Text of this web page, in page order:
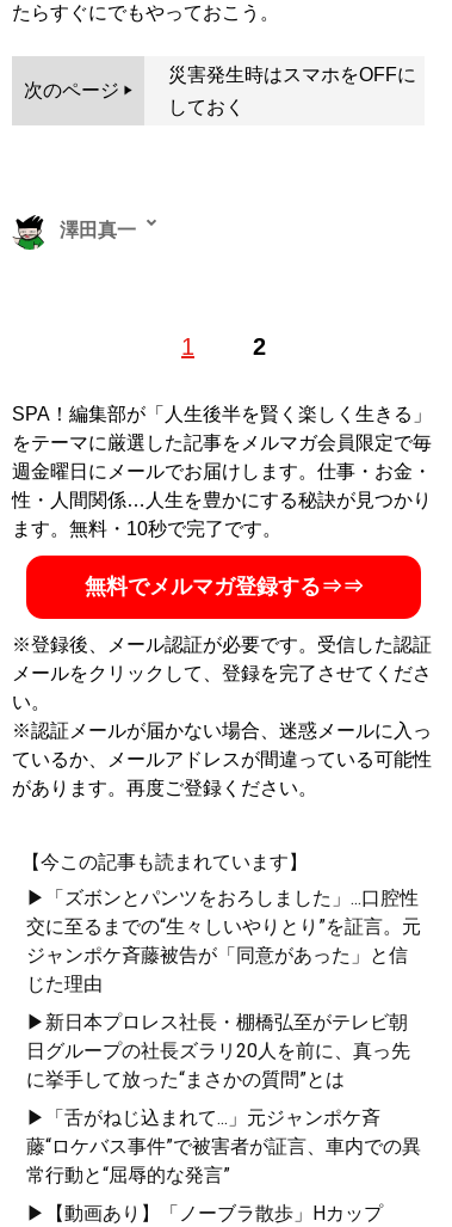
たらすぐにでもやっておこう。
次のページ
災害発生時はスマホをOFFに
しておく
1 2
澤田真一
日生。東南アジア経済情報、最新テクノロジー、ガジェ
田もエンターテイナー 』
記事一覧へ
SPA！編集部が「人生後半を賢く楽しく生きる」
をテーマに厳選した記事をメルマガ会員限定で毎
週金曜日にメールでお届けします。仕事・お金・
性・人間関係…人生を豊かにする秘訣が見つかり
ます。無料・10秒で完了です。
無料でメルマガ登録する⇒⇒
※登録後、メール認証が必要です。受信した認証
メールをクリックして、登録を完了させてくださ
い。
※認証メールが届かない場合、迷惑メールに入っ
ているか、メールアドレスが間違っている可能性
があります。再度ご登録ください。
【今この記事も読まれています】
▶「ズボンとパンツをおろしました」...口腔性
交に至るまでの“生々しいやりとり”を証言。元
ジャンポケ斉藤被告が「同意があった」と信
じた理由
▶新日本プロレス社長・棚橋弘至がテレビ朝
日グループの社長ズラリ20人を前に、真っ先
に挙手して放った“まさかの質問”とは
▶「舌がねじ込まれて...」元ジャンポケ斉
藤“ロケバス事件”で被害者が証言、車内での異
常行動と“屈辱的な発言”
▶【動画あり】「ノーブラ散歩」Hカップ